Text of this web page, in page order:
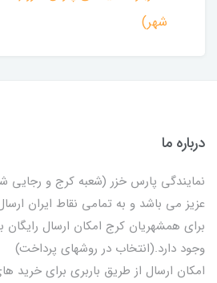
شهر)
درباره ما
نمایندگی پارس خزر (شعبه کرج و
عزیز می باشد و به تمامی نقاط ایران
برای همشهریان کرج امکان ارسال
وجود دارد.(انتخاب در روشهای پرداخت)
امکان ارسال از طریق باربری برای خرید